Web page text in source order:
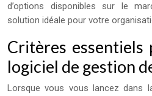
d’options disponibles sur le
solution idéale pour votre
Critères essentiels
logiciel de gestion
Lorsque vous vous lancez dans